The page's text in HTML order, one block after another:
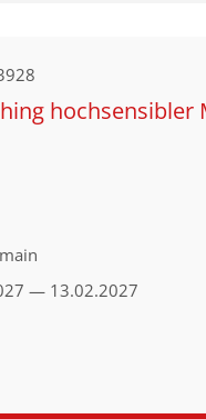
hochsensibler
— 13.02.2027